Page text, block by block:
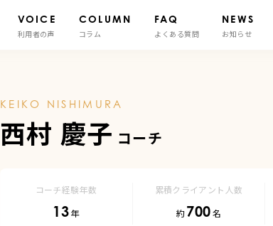
VOICE
利用者の声
COLUMN
コラム
FAQ
よくある質問
NEWS
お知らせ
KEIKO NISHIMURA
西村 慶子
コーチ経験年数
13
累積クライアント人数
700